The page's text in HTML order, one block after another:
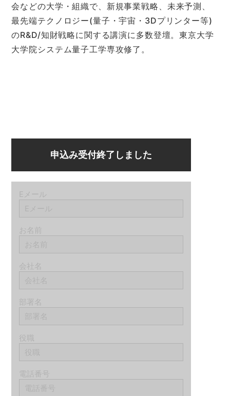
会などの大学・組織で、新規事業戦略、未来予測、
最先端テクノロジー(量子・宇宙・3Dプリンター等)
のR&D/知財戦略に関する講演に多数登壇。東京大学
大学院システム量子工学専攻修了。
申込み受付終了しました
Eメール
お名前
会社名
部署名
役職
電話番号